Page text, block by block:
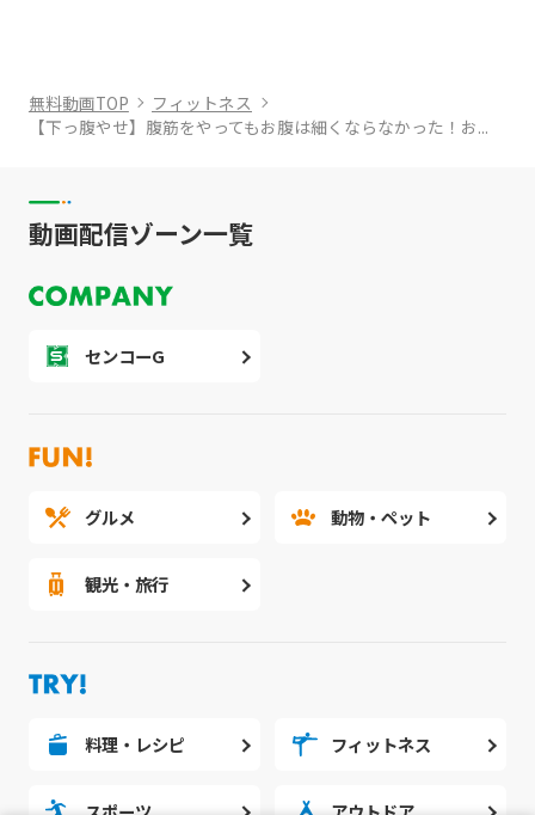
無料動画TOP
フィットネス
【下っ腹やせ】腹筋をやってもお腹は細くならなかった！お...
動画配信ゾーン一覧
センコーG
グルメ 動物・ペット
観光・旅行
料理・レシピ フィットネス